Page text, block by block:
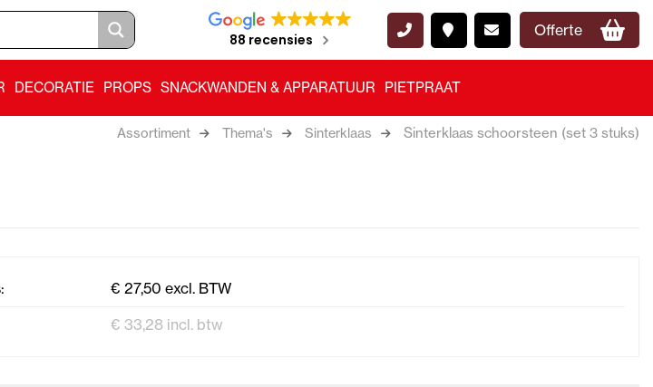
88 recensies
Offerte
DECORATIE PROPS SNACKWANDEN & APPARATUUR PIETPRAAT
Assortiment Thema's Sinterklaas Sinterklaas schoorsteen (set 3 stuks)
€ 27,50 excl. BTW
€ 33,28 incl. btw